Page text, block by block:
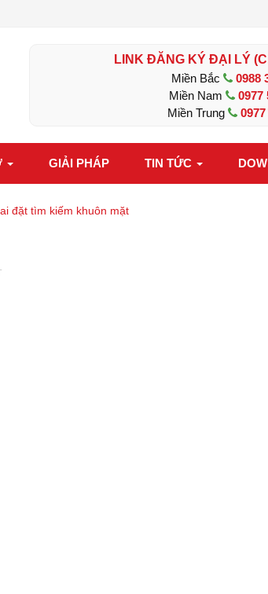
LINK ĐĂNG KÝ ĐẠI LÝ
Miền Bắc
0988
Miền Nam
0977
Miền Trung
GIẢI PHÁP TIN TỨC
đặt tìm kiếm khuôn mặt